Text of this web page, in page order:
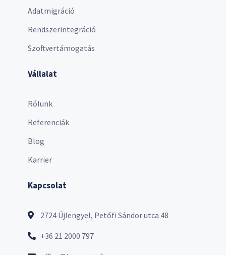
Adatmigráció
Rendszerintegráció
Szoftvertámogatás
Vállalat
Rólunk
Referenciák
Blog
Karrier
Kapcsolat
2724 Újlengyel, Petőfi Sándor utca 48
+36 21 2000 797